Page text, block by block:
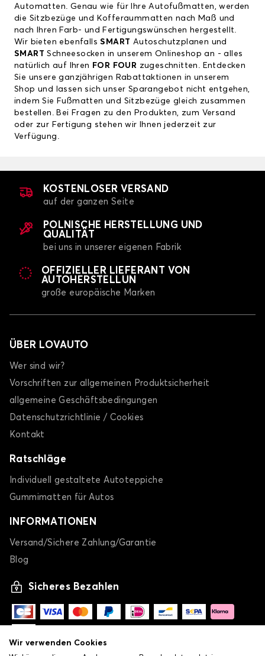
Automatten. Genau wie für Ihre Autofußmatten, werden
die Sitzbezüge und Kofferaummatten nach Maß und
nach Ihren Farb- und Fertigungswünschen hergestellt.
Wir bieten ebenfallsSMART Autoschutzplanen und
SMARTSchneesocken in unserem Onlineshop an - alles
natürlich auf Ihren FOR FOUR zugeschnitten. Entdecken
Sie unsere ganzjährigen Rabattaktionen in unserem
Shop und lassen sich unser Sparangebot nicht entgehen,
indem Sie Fußmatten und Sitzbezüge gleich zusammen
bestellen. Bei Fragen zu den Produkten, zum Versand
oder zur Fertigung stehen wir Ihnen jederzeit zur
Verfügung.
KOSTENLOSER VERSAND
auf der ganzen Seite
POLNISCHE HERSTELLUNG UND
QUALITÄT
bei uns in unserer eigenen Fabrik
OFFIZIELLER LIEFERANT VON
AUTOHERSTELLUN
große europäische Marken
ÜBER LOVAUTO
Wer sind wir?
Vorschriften zur allgemeinen Produktsicherheit
allgemeine Geschäftsbedingungen
Datenschutzrichtlinie / Cookies
Kontakt
Ratschläge
Individuell gestaltete Autoteppiche
Gummimatten für Autos
INFORMATIONEN
Versand/Sichere Zahlung/Garantie
Blog
Sicheres Bezahlen
Wir verwenden Cookies